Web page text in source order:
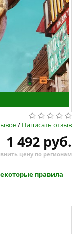
/ Написать отзыв
1 492 руб.
цену по регионам
правила